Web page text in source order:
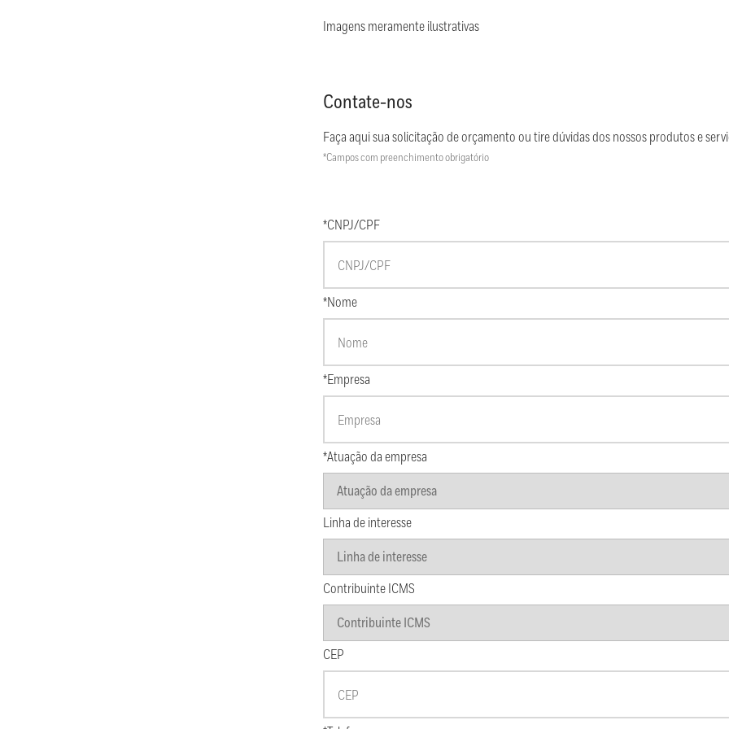
Imagens meramente ilustrativas
Contate-nos
Faça aqui sua solicitação de orçamento ou tire dúvidas dos nossos produtos e
*Campos com preenchimento obrigatório
*CNPJ/CPF
*Nome
*Empresa
*Atuação da empresa
Linha de interesse
Contribuinte ICMS
CEP